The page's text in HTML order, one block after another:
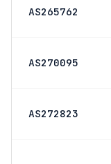
AS265762
AS270095
AS272823